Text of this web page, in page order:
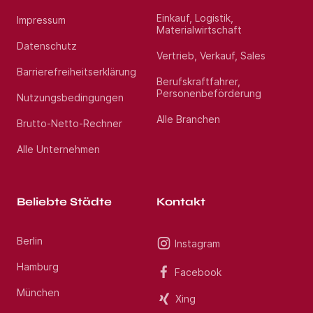
zielgerichtet zusammen zu bringen. Mit unserem
erfahrenen Beraterteam stehen wir Ihnen während
des gesamten Vermittlungsprozesses zur Seite.
Profitieren Sie von über 13 Jahren Markterfahrung
im Gesundheitswesen. Haben Sie Fragen? Rufen Sie
uns gerne unter Jetzt bewerben an. Wir freuen uns
auf Ihre Bewerbung als Oberarzt Gastroenterologie
Standort:Wegberg
Impressum
Datenschutz
Barrierefreiheitserklärung
Nutzungsbedingungen
Brutto-Netto-Rechner
Alle Unternehmen
Einkauf, Logistik,
Materialwirtschaft
Vertrieb, Verkauf, Sales
Berufskraftfahrer,
Personenbeförderung
Alle Branchen
Beliebte Städte
Berlin
Hamburg
München
Kontakt
Instagram
Facebook
Xing